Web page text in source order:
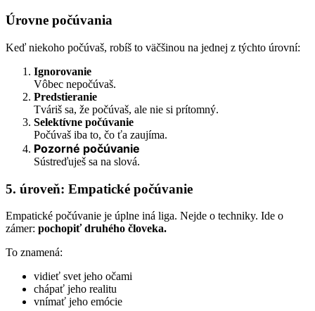
Úrovne počúvania
Keď niekoho počúvaš, robíš to väčšinou na jednej z týchto úrovní:
Ignorovanie
Vôbec nepočúvaš.
Predstieranie
Tváriš sa, že počúvaš, ale nie si prítomný.
Selektívne počúvanie
Počúvaš iba to, čo ťa zaujíma.
Pozorné počúvanie
Sústreďuješ sa na slová.
5. úroveň: Empatické počúvanie
Empatické počúvanie je úplne iná liga. Nejde o techniky. Ide o
zámer: pochopiť druhého človeka.
To znamená:
vidieť svet jeho očami
chápať jeho realitu
vnímať jeho emócie